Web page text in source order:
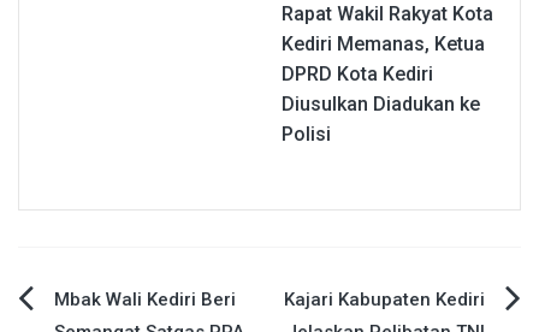
Rapat Wakil Rakyat Kota
Kediri Memanas, Ketua
DPRD Kota Kediri
Diusulkan Diadukan ke
Polisi
Navigasi
Mbak Wali Kediri Beri
Kajari Kabupaten Kediri